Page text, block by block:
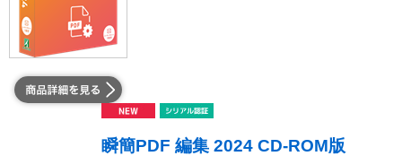
瞬簡PDF 編集 2024 CD-ROM版